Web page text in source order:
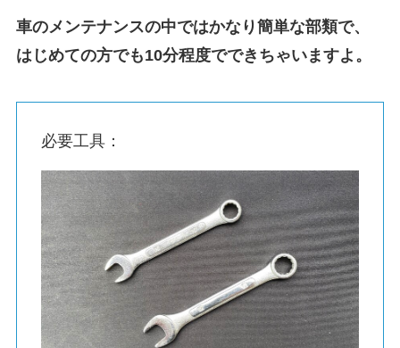
車のメンテナンスの中ではかなり簡単な部類で、
はじめての方でも10分程度でできちゃいますよ。
必要工具：